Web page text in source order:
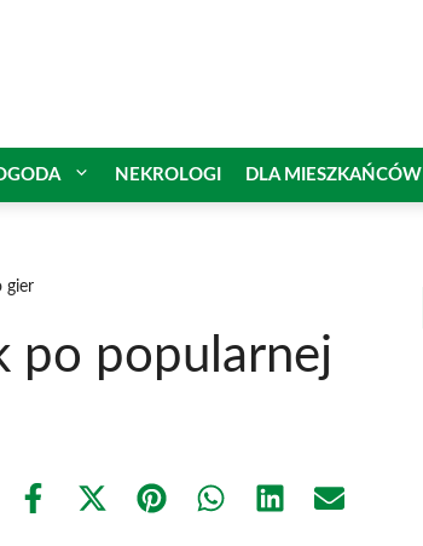
NEKROLOGI DLA MIESZKAŃCÓW
gier
po popularnej
Share
Share Share Share Share Share